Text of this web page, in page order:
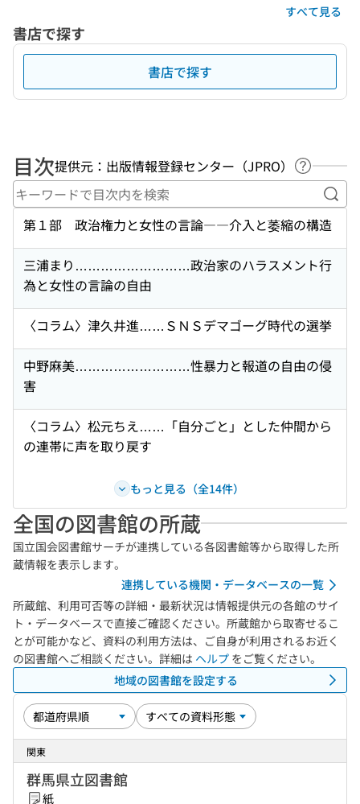
すべて見る
書店で探す
書店で探す
目次提供元：出版情報登録センター（JPRO）
ヘルプペ
キ
第１部 政治権力と女性の言論――介入と萎縮の構造
三浦まり………………………政治家のハラスメント行
為と女性の言論の自由
〈コラム〉津久井進……ＳＮＳデマゴーグ時代の選挙
中野麻美………………………性暴力と報道の自由の侵
害
〈コラム〉松元ちえ……「自分ごと」とした仲間から
の連帯に声を取り戻す
もっと見る（全14件）
全国の図書館の所蔵
国立国会図書館サーチが連携している各図書館等から取得した所
蔵情報を表示します。
連携している機関・データベースの一覧
所蔵館、利用可否等の詳細・最新状況は情報提供元の各館のサイ
ト・データベースで直接ご確認ください。所蔵館から取寄せるこ
とが可能かなど、資料の利用方法は、ご自身が利用されるお近く
の図書館へご相談ください。詳細は ヘルプ をご覧ください。
地域の図書館を設定する
関東
群馬県立図書館
紙